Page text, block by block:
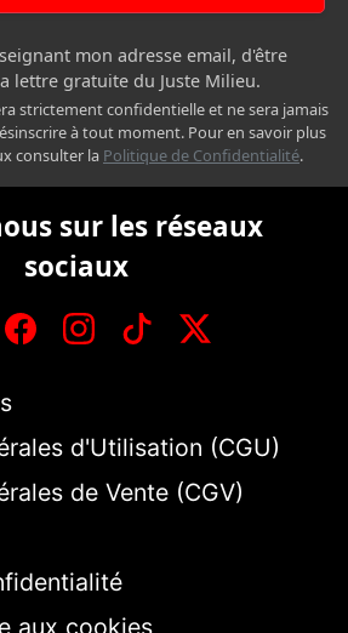
mon adresse email, d'être
lettre gratuite du Juste Milieu.
strictement confidentielle et ne sera jamais
à tout moment. Pour en savoir plus
consulter la Politique de Confidentialité.
sur les réseaux
sociaux
d'Utilisation (CGU)
de Vente (CGV)
aux cookies